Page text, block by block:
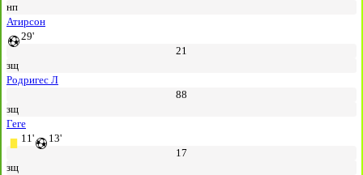
нп
Атирсон
29'
21
зщ
Родригес Л
88
зщ
Геге
11'
13'
17
зщ